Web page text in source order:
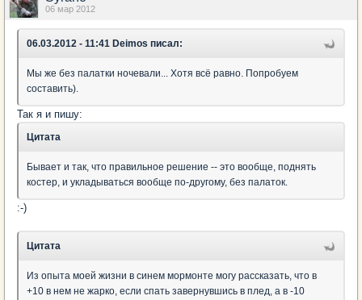
06 мар 2012
06.03.2012 - 11:41 Deimos писал:
Мы же без палатки ночевали... Хотя всё равно. Попробуем
составить).
Так я и пишу:
Цитата
Бывает и так, что правильное решение -- это вообще, поднять
костер, и укладываться вообще по-другому, без палаток.
:-)
Цитата
Из опыта моей жизни в синем мормонте могу рассказать, что в
+10 в нем не жарко, если спать завернувшись в плед, а в -10